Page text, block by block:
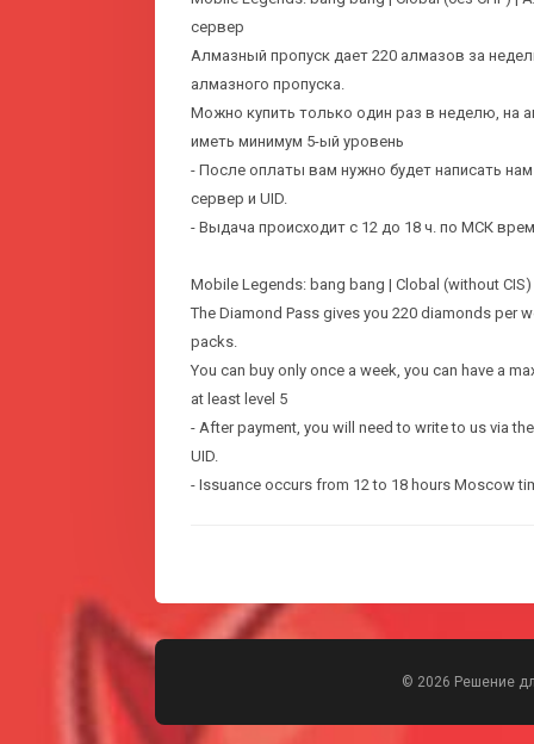
сервер
Алмазный пропуск дает 220 алмазов за
алмазного пропуска.
Можно купить только один раз в неделю, на
иметь минимум 5-ый уровень
- После оплаты вам нужно будет написать
сервер и UID.
- Выдача происходит с 12 до 18 ч. по МСК
Mobile Legends: bang bang | Clobal (without
The Diamond Pass gives you 220 diamonds per
packs.
You can buy only once a week, you can have a
at least level 5
- After payment, you will need to write to us via
UID.
- Issuance occurs from 12 to 18 hours Moscow
© 2026 Решение